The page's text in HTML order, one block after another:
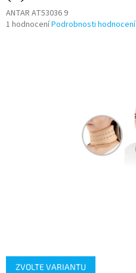
ANTAR AT53036 9
Průměrné
1 hodnoceníPodrobnosti hodnocení
ZVOLTE VARIANTU